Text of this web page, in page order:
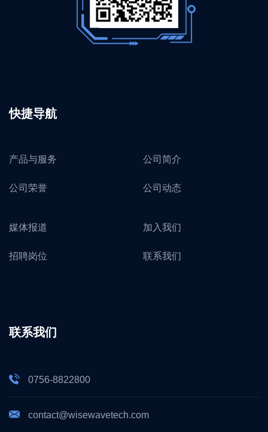
快捷导航
产品与服务 公司简介
公司荣誉 公司动态
媒体报道 加入我们
招聘岗位 联系我们
联系我们
0756-8822800
contact@wisewavetech.com